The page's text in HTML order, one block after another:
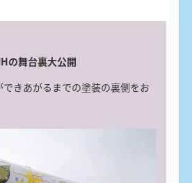
できあがるまでの塗装の裏側を
の舞台裏大公開
きあがるまでの塗装の裏側をお